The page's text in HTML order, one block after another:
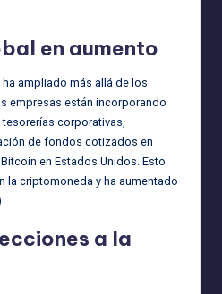
en aumento
ampliado más allá de los
empresas están incorporando
corporativas,
de fondos cotizados en
en Estados Unidos. Esto
la criptomoneda y ha aumentado
a la